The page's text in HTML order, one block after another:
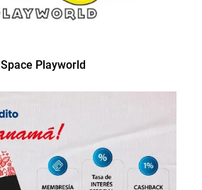
Space Playworld